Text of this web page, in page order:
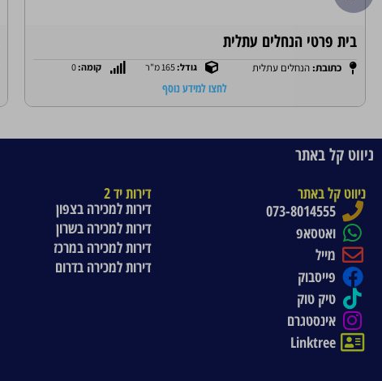
בית פרטי הנחלים עתלית
כתובת: הנחלים עתלית גודל:165 מ"ר קומה:0
לחצו למידע נוסף
ניווט קל באתר
ניווט קל באתר
073-8014555
ואטסאפ
מייל
פייסבוק
טיק טוק
אינסטגרם
Linktree
דירות יד 2
דירות למכירה בצפון
דירות למכירה בשרון
דירות למכירה במרכז
דירות למכירה בדרום